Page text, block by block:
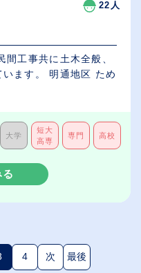
22人
工事共に土木全般、
通地区 ため
大学
短大
高専
専門 高校
在のページ)
4 次 最後